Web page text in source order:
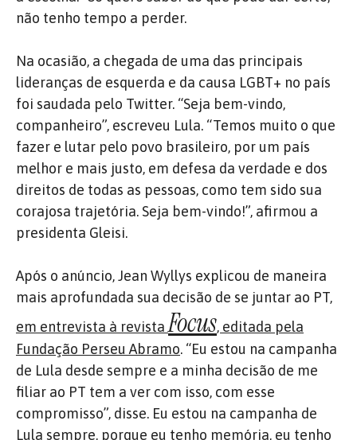
não tenho tempo a perder.
Na ocasião, a chegada de uma das principais
lideranças de esquerda e da causa LGBT+ no país
foi saudada pelo Twitter. “Seja bem-vindo,
companheiro”, escreveu Lula. “Temos muito o que
fazer e lutar pelo povo brasileiro, por um país
melhor e mais justo, em defesa da verdade e dos
direitos de todas as pessoas, como tem sido sua
corajosa trajetória. Seja bem-vindo!”, afirmou a
presidenta Gleisi.
Após o anúncio, Jean Wyllys explicou de maneira
mais aprofundada sua decisão de se juntar ao PT,
em entrevista à revista Focus, editada pela
Fundação Perseu Abramo. “Eu estou na campanha
de Lula desde sempre e a minha decisão de me
filiar ao PT tem a ver com isso, com esse
compromisso”, disse. Eu estou na campanha de
Lula sempre, porque eu tenho memória, eu tenho